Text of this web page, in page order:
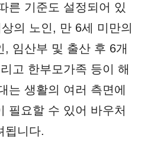
른 기준도 설정되어 있
의 노인, 만 6세 미만의
, 임산부 및 출산 후 6개
고 한부모가족 등이 해
는 생활의 여러 측면에
필요할 수 있어 바우처
됩니다.